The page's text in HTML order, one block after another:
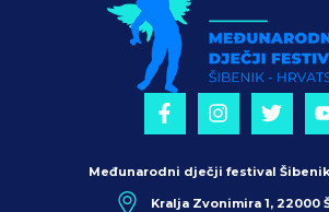
Međunarodni dječji festival
Kralja Zvonimira 1, 22000